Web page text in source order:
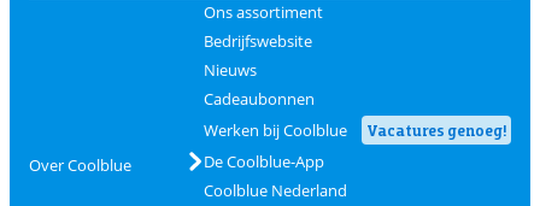
Over Coolblue
Ons assortiment
Bedrijfswebsite
Nieuws
Cadeaubonnen
Werken bij Coolblue
Vacatures genoeg!
De Coolblue-App
Coolblue Nederland